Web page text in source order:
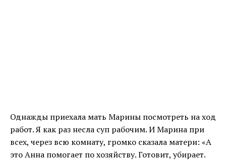
Однажды приехала мать Марины посмотреть на ход
работ. Я как раз несла суп рабочим. И Марина при
всех, через всю комнату, громко сказала матери: «А
это Анна помогает по хозяйству. Готовит, убирает.